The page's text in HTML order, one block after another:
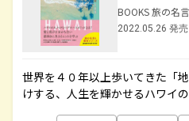
BOOKS 旅の名
2022.05.26 発売
世界を４０年以上歩いてきた「
けする、人生を輝かせるハワイ